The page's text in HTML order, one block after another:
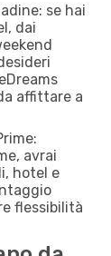
se hai
dai
affittare a
avrai
hotel e
flessibilità